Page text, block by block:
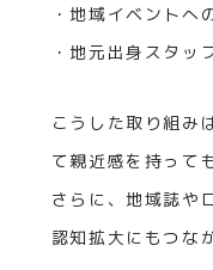
・地域イベントへ
・地元出身スタッ
こうした取り組み
て親近感を持って
さらに、地域誌や
認知拡大にもつな